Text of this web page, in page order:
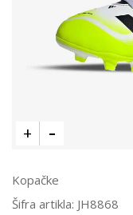
Kopačke
Šifra artikla: JH8868